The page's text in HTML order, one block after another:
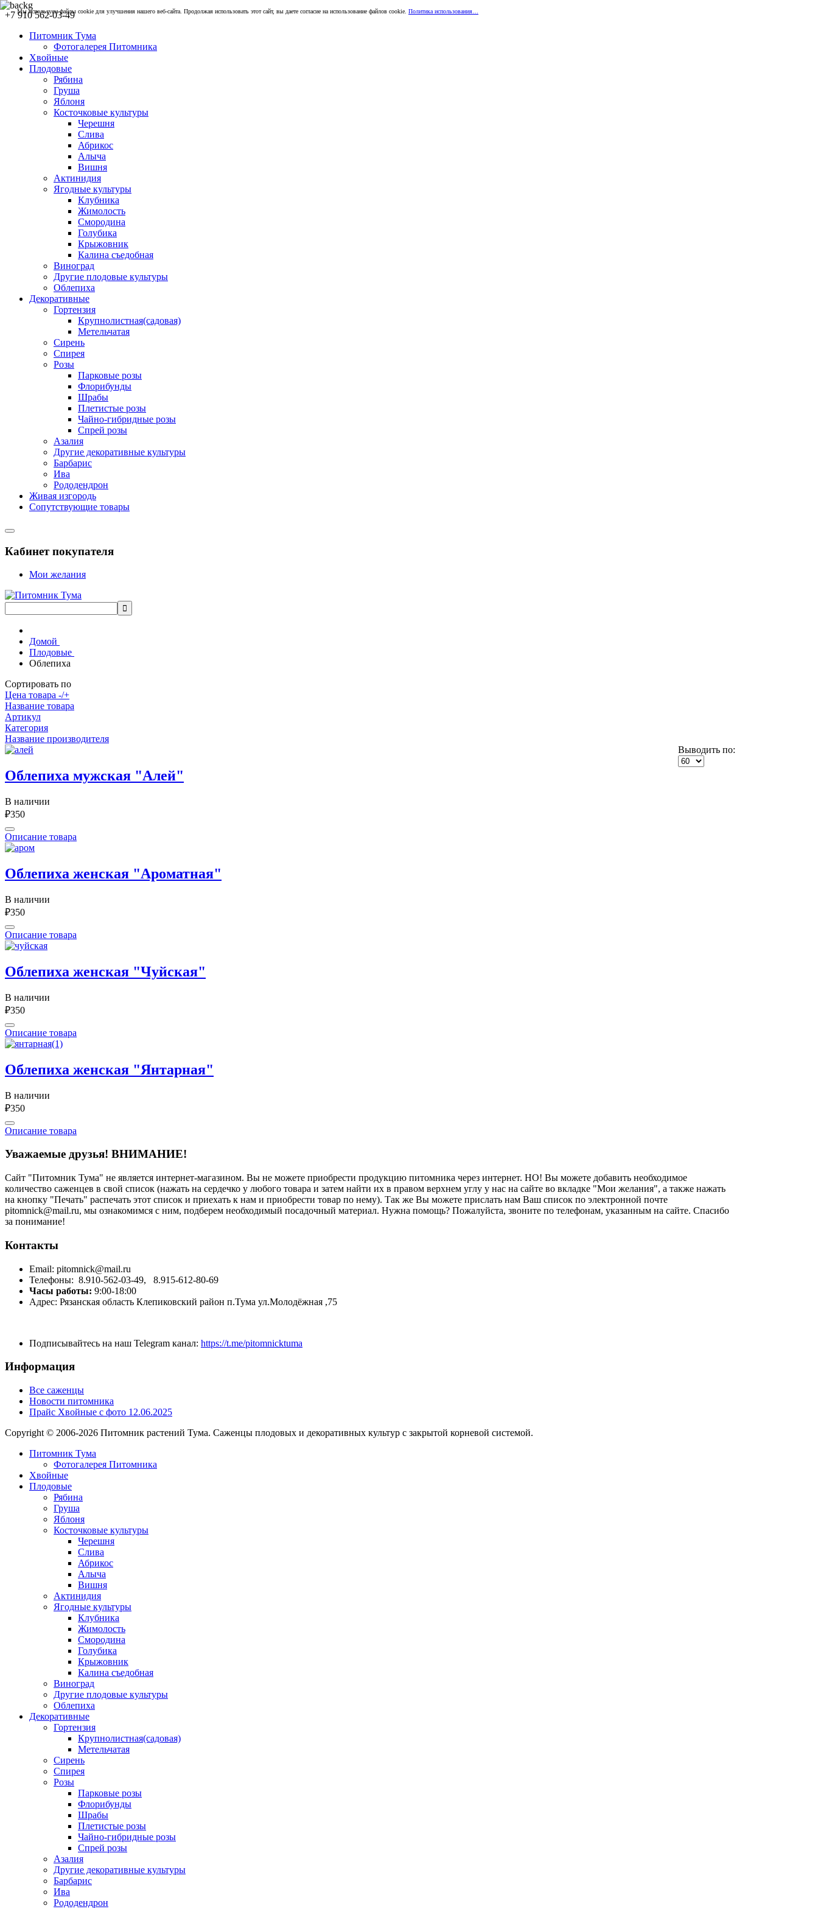
+7 910 562-03-49
Питомник Тума
Фотогалерея Питомника
Хвойные
Плодовые
Рябина
Груша
Яблоня
Косточковые культуры
Черешня
Слива
Абрикос
Алыча
Вишня
Актинидия
Ягодные культуры
Клубника
Жимолость
Смородина
Голубика
Крыжовник
Калина съедобная
Виноград
Другие плодовые культуры
Облепиха
Декоративные
Гортензия
Крупнолистная(садовая)
Метельчатая
Сирень
Спирея
Розы
Парковые розы
Флорибунды
Шрабы
Плетистые розы
Чайно-гибридные розы
Спрей розы
Азалия
Другие декоративные культуры
Барбарис
Ива
Рододендрон
Живая изгородь
Сопутствующие товары
Кабинет покупателя
Мои желания
Домой
Плодовые
Облепиха
Сортировать по
Цена товара -/+
Название товара
Артикул
Категория
Название производителя
Выводить по:
Облепиха мужская "Алей"
В наличии
₽350
Описание товара
Облепиха женская "Ароматная"
В наличии
₽350
Описание товара
Облепиха женская "Чуйская"
В наличии
₽350
Описание товара
Облепиха женская "Янтарная"
В наличии
₽350
Описание товара
Уважаемые друзья! ВНИМАНИЕ!
Сайт "Питомник Тума" не является интернет-магазином. Вы не можете приобрести продукцию питомника через интернет. НО! Вы можете добавить необходимое
количество саженцев в свой список (нажать на сердечко у любого товара и затем найти их в правом верхнем углу у нас на сайте во вкладке "Мои желания", а также нажать
на кнопку "Печать" распечать этот список и приехать к нам и приобрести товар по нему). Так же Вы можете прислать нам Ваш список по электронной почте
рitоmniсk@mаil.ru, мы ознакомимся с ним, подберем необходимый посадочный материал. Нужна помощь? Пожалуйста, звоните по телефонам, указанным на сайте. Спасибо
за понимание!
Контакты
Email: pitomnick@mail.ru
Телефоны: 8.910-562-03-49, 8.915-612-80-69
Часы работы: 9:00-18:00
Адрес: Рязанская область Клепиковский район п.Тума ул.Молодёжная ,75
Подписывайтесь на наш Telegram канал: https://t.me/pitomnicktuma
Информация
Все саженцы
Новости питомника
Прайс Хвойные с фото 12.06.2025
Copyright © 2006-2026 Питомник растений Тума. Саженцы плодовых и декоративных культур с закрытой корневой системой.
Питомник Тума
Фотогалерея Питомника
Хвойные
Плодовые
Рябина
Груша
Яблоня
Косточковые культуры
Черешня
Слива
Абрикос
Алыча
Вишня
Актинидия
Ягодные культуры
Клубника
Жимолость
Смородина
Голубика
Крыжовник
Калина съедобная
Виноград
Другие плодовые культуры
Облепиха
Декоративные
Гортензия
Крупнолистная(садовая)
Метельчатая
Сирень
Спирея
Розы
Парковые розы
Флорибунды
Шрабы
Плетистые розы
Чайно-гибридные розы
Спрей розы
Азалия
Другие декоративные культуры
Барбарис
Ива
Рододендрон
Мы используем файлы cookie для улучшения нашего веб-сайта. Продолжая использовать этот сайт, вы даете согласие на использование файлов cookie. Политика использования…